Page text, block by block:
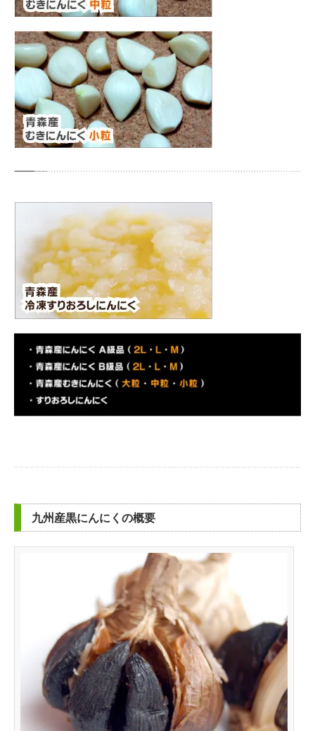
九州産黒にんにくの概要